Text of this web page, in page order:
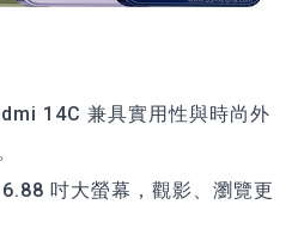
14C 兼具實用性與時尚外
吋大螢幕，觀影、瀏覽更